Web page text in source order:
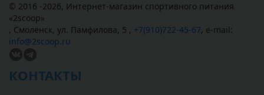
© 2016 -2026, Интернет-магазин спортивного питания
«2scoop»
, Смоленск, ул. Памфилова, 5 , +7(910)722-45-67, e-mail:
info@2scoop.ru
КОНТАКТЫ